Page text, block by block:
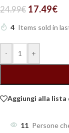
24.99€ 17.49€
4 Items sold in
- +
Aggiungi alla lista
11 Persone